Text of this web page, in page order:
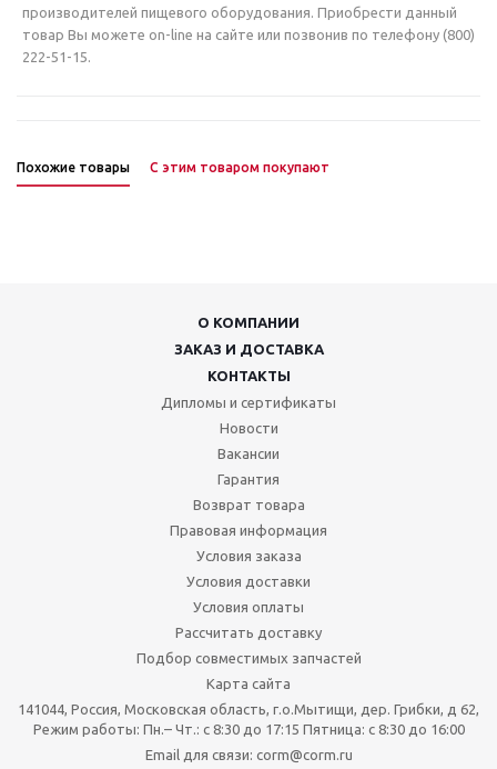
производителей пищевого оборудования. Приобрести данный
товар Вы можете on-line на сайте или позвонив по телефону (800)
222-51-15.
Похожие товары С этим товаром покупают
О КОМПАНИИ
ЗАКАЗ И ДОСТАВКА
КОНТАКТЫ
Дипломы и сертификаты
Новости
Вакансии
Гарантия
Возврат товара
Правовая информация
Условия заказа
Условия доставки
Условия оплаты
Рассчитать доставку
Подбор совместимых запчастей
Карта сайта
141044, Россия, Московская область, г.о.Мытищи, дер. Грибки, д 62,
Режим работы: Пн.– Чт.: с 8:30 до 17:15 Пятница: c 8:30 до 16:00
Email для связи: corm@corm.ru